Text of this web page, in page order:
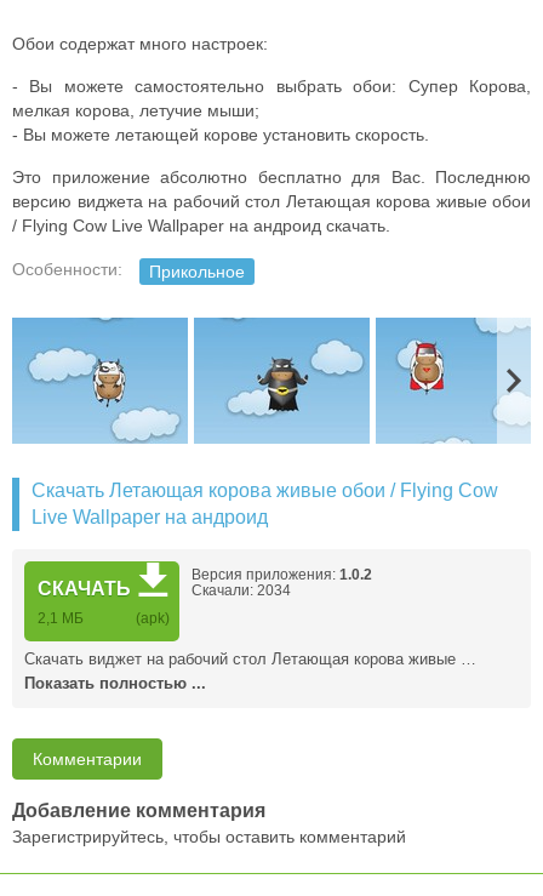
Обои содержат много настроек:
- Вы можете самостоятельно выбрать обои: Супер Корова,
мелкая корова, летучие мыши;
- Вы можете летающей корове установить скорость.
Это приложение абсолютно бесплатно для Вас. Последнюю
версию виджета на рабочий стол Летающая корова живые обои
/ Flying Cow Live Wallpaper на андроид скачать.
Особенности: Прикольное
Скачать Летающая корова живые обои / Flying Cow
Live Wallpaper на андроид
СКАЧАТЬ
2,1 MБ (apk)
Версия приложения: 1.0.2
Скачали: 2034
Скачать виджет на рабочий стол Летающая корова живые …
Показать полностью ...
Комментарии
Добавление комментария
Зарегистрируйтесь, чтобы оставить комментарий